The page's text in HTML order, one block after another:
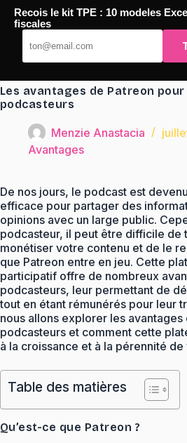
Passer
contenu
TaqTaq
Les avantages de Patreon pour
podcasteurs
Menzie Anastacia
Avantages
De nos jours, le podcast est
efficace pour partager des
opinions avec un large public.
podcasteur, il peut être difficile de
monétiser votre contenu et de le
que Patreon entre en jeu. Cette
participatif offre de nombreux
podcasteurs, leur permettant de
tout en étant rémunérés pour leur
nous allons explorer les
podcasteurs et comment cette
à la croissance et à la pérennité
Table des matières
Qu’est-ce que Patreon ?
Recois le kit TPE : 10 modeles
fiscales